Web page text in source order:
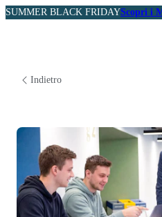
SUMMER BLACK FRIDAYScopri i
Indietro